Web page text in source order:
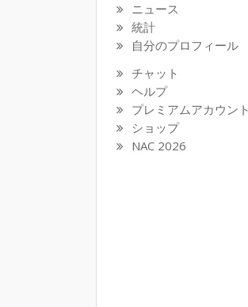
ニュース
統計
自分のプロフィール
チャット
ヘルプ
プレミアムアカウント
ショップ
NAC 2026